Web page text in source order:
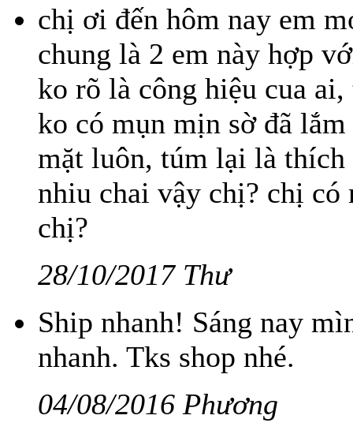
chị ơi đến hôm nay em
chung là 2 em này hợp
ko rõ là công hiệu cua
ko có mụn mịn sờ đã
mặt luôn, túm lại là thích
nhiu chai vậy chị? chị có
chị?
28/10/2017 Thư
Ship nhanh! Sáng nay
nhanh. Tks shop nhé.
04/08/2016 Phương